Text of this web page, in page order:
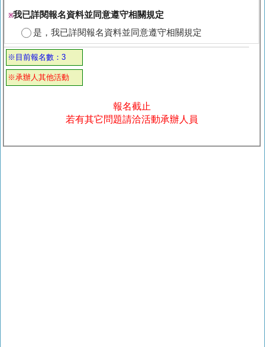
※我已詳閱報名資料並同意遵守相關規定
是，我已詳閱報名資料並同意遵守相關規定
※目前報名數：3
※承辦人其他活動
報名截止
若有其它問題請洽活動承辦人員